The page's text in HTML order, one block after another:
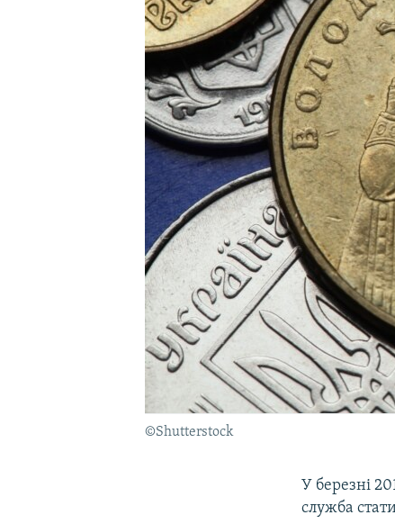
УКРАЇНСЬКА ПРОБЛЕМА КРИМУ
©Shutterstock
У березні
служба